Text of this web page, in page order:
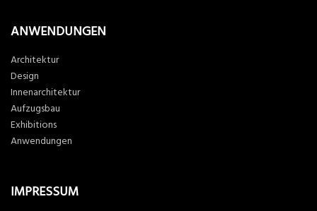
ANWENDUNGEN
Architektur
Design
Innenarchitektur
Aufzugsbau
Exhibitions
Anwendungen
IMPRESSUM